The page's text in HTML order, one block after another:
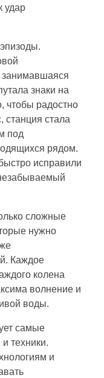
удар
занимавшаяся
знаки на
чтобы радостно
станция стала
под
рядом.
исправили
сложные
нужно
Каждое
колена
волнение и
воды.
самые
техники.
и